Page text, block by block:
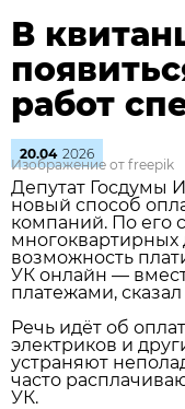
В
работ
20.04 2026
Изображение от freepik
Депутат Госдумы
новый способ
компаний. По его
возможность
УК онлайн —
платежами,
Речь идёт об
электриков и
устраняют
часто
УК.